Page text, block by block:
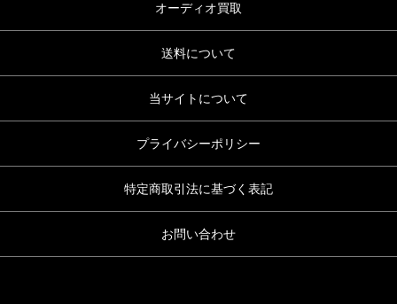
オーディオ買取
送料について
当サイトについて
プライバシーポリシー
特定商取引法に基づく表記
お問い合わせ